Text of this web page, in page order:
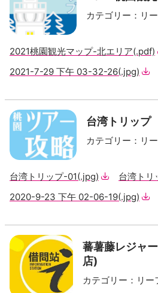
カテゴリー ： リ
2021桃園観光マップ-北エリア(.pdf)
2021-7-29 下午 03-32-26(.jpg)
台湾トリップ
カテゴリー ： リ
台湾トリップ-01(.jpg) 台湾トリ
2020-9-23 下午 02-06-19(.jpg)
蕃薯藤レジャ
店)
カテゴリー ： リー